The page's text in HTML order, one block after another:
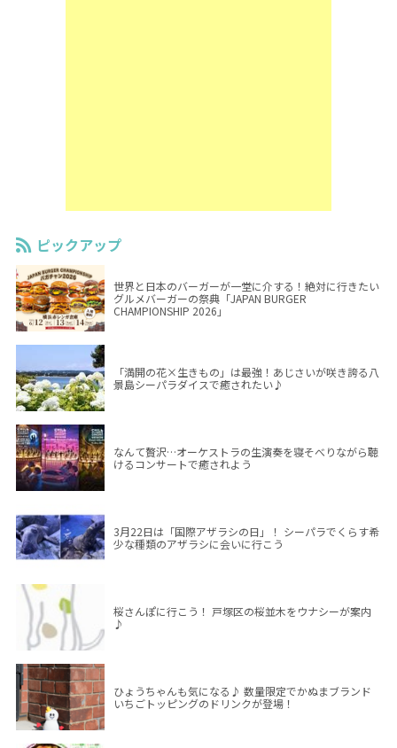
ピックアップ
世界と日本のバーガーが一堂に介する！絶対に行きたい
グルメバーガーの祭典「JAPAN BURGER
CHAMPIONSHIP 2026」
「満開の花×生きもの」は最強！あじさいが咲き誇る八
景島シーパラダイスで癒されたい♪
なんて贅沢…オーケストラの生演奏を寝そべりながら聴
けるコンサートで癒されよう
3月22日は「国際アザラシの日」！ シーパラでくらす希
少な種類のアザラシに会いに行こう
桜さんぽに行こう！ 戸塚区の桜並木をウナシーが案内
♪
ひょうちゃんも気になる♪ 数量限定でかぬまブランド
いちごトッピングのドリンクが登場！